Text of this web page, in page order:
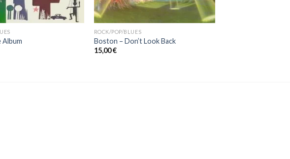
Album
ROCK/POP/BLUES
Boston – Don’t Look Back
15,00€